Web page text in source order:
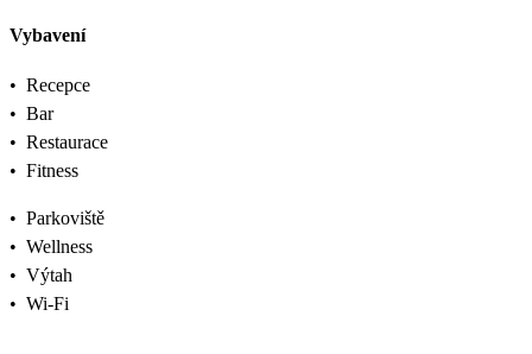
Vybavení
• Recepce
• Bar
• Restaurace
• Fitness
• Parkoviště
• Wellness
• Výtah
• Wi-Fi